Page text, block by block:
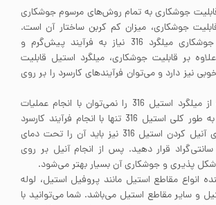
استیل 316 قابلیت جوشکاری به تمام روش‌های مرسوم جوشکاری
جوشکاری، میزان کم کربن ساختار آن است.
برای انجام فرآیند جوشکاری میلگرد 316 نیاز به فرآیند پیش‌گرم و
بر قابلیت جوشکاری، میلگرد استیل قابلیت
نیز دارد و می‌توان فرآیندهای کارسرد را بر روی
قطعات تولید شده از میلگرد استیل 316 را نمی‌توان با انجام عملیات
حرارتی سخت کرد. به طور کلی استیل 316 تنها با انجام فرآیند کارسرد
سخت می‌شود. برای آنیل کردن استیل 316 نیز باید آن را تحت دمای
1120 درجه سانتی‌گراد قرار دهید. پس از انجام آنیل بر روی
انواع مقاطع استیل مانند پروفیل استیل، لوله
و سایر مقاطع استیل می‌باشد. شما می‌توانید با